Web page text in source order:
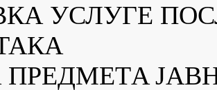
УСЛУГЕ
ПРЕДМЕТA